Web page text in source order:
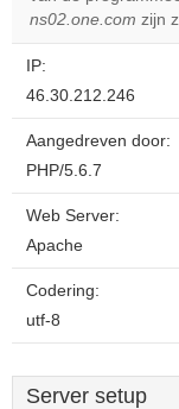
ns02.one.com zijn
IP:
46.30.212.246
Aangedreven door:
PHP/5.6.7
Web Server:
Apache
Codering:
utf-8
Server setup